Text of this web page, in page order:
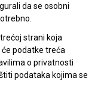
da se osobni
strani koja
podatke treća
o privatnosti
podataka kojima se